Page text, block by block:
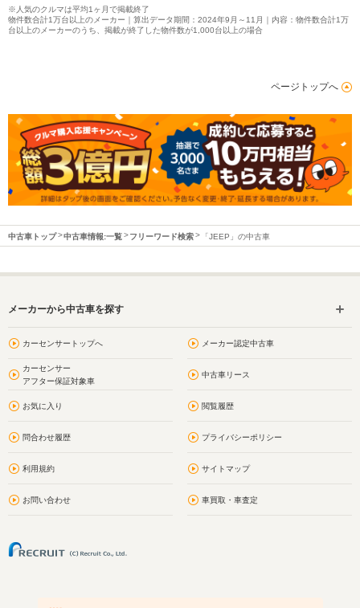
※人気のクルマは平均1ヶ月で掲載終了
物件数合計1万台以上のメーカー｜算出データ期間：2024年9月～11月｜内容：物件数合計1万
台以上のメーカーのうち、掲載が終了した物件数が1,000台以上の場合
ページトップへ
中古車トップ 中古車情報:一覧 フリーワード検索 「JEEP」の中古車
メーカーから中古車を探す
カーセンサートップへ メーカー認定中古車
カーセンサー
アフター保証対象車
中古車リース
お気に入り 閲覧履歴
問合わせ履歴 プライバシーポリシー
利用規約 サイトマップ
お問い合わせ 車買取・車査定